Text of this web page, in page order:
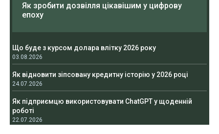
Як зробити дозвілля цікавішим у цифрову
епоху
Що буде з курсом долара влітку 2026 року
03.08.2026
Як відновити зіпсовану кредитну історію у 2026 році
24.07.2026
Як підприємцю використовувати ChatGPT у щоденній
роботі
22.07.2026